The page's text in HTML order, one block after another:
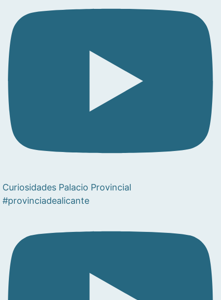
Curiosidades Palacio Provincial
#provinciadealicante